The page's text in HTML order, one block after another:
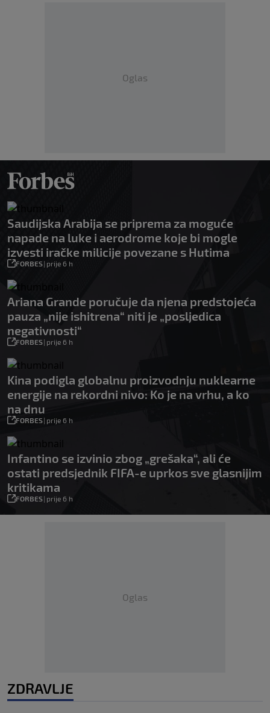
Oglas
Saudijska Arabija se priprema za moguće
napade na luke i aerodrome koje bi mogle
izvesti iračke milicije povezane s Hutima
FORBES| prije 6 h
Ariana Grande poručuje da njena predstojeća
pauza „nije ishitrena“ niti je „posljedica
negativnosti“
FORBES| prije 6 h
Kina podigla globalnu proizvodnju nuklearne
energije na rekordni nivo: Ko je na vrhu, a ko
na dnu
FORBES| prije 6 h
Infantino se izvinio zbog „grešaka“, ali će
ostati predsjednik FIFA-e uprkos sve glasnijim
kritikama
FORBES| prije 6 h
Oglas
ZDRAVLJE